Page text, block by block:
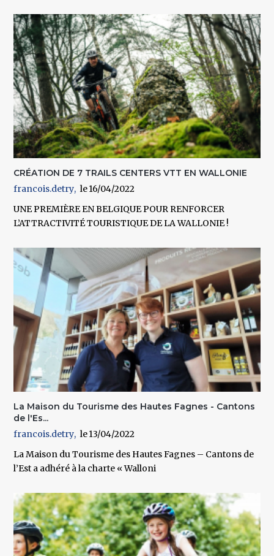
CRÉATION DE 7 TRAILS CENTERS VTT EN WALLONIE
francois.detry
16/04/2022
UNE PREMIÈRE EN BELGIQUE POUR RENFORCER
L’ATTRACTIVITÉ TOURISTIQUE DE LA WALLONIE !
La Maison du Tourisme des Hautes Fagnes - Cantons
de l'Es...
francois.detry
13/04/2022
La Maison du Tourisme des Hautes Fagnes – Cantons de
l’Est a adhéré à la charte « Walloni